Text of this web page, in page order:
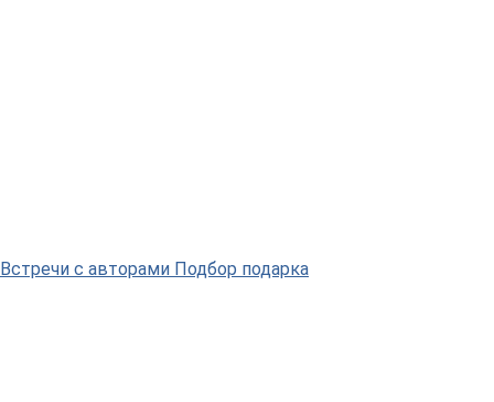
Встречи с авторами Подбор подарка